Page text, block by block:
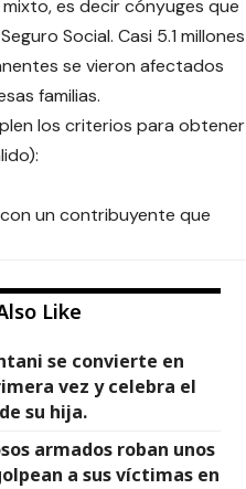
es decir cónyuges que
Social. Casi 5.1 millones
se vieron afectados
familias.
los criterios para obtener
un contribuyente que
Like
se convierte en
vez y celebra el
su hija.
armados roban unos
a sus víctimas en